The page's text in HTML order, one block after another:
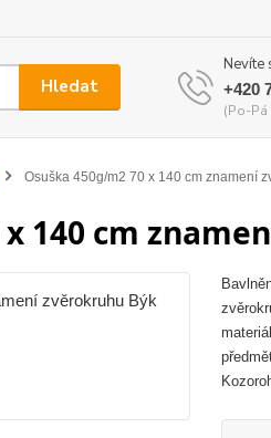
Hledat
Nevíte
+420
(Po-
Osuška 450g/m2 70 x 140 cm znamení
140 cm